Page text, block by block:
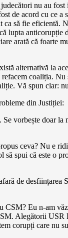
nu au
de acord cu ce
să fie eficientă.
lupta anticorupție
arată că foarte
alternativă la
coaliția.
Vă spun clar:
din Justiției:
vorbește doar
ceva? Nu e
spui că este o
de desființarea
CSM? Eu n-am
Alegătorii USR
corupți care nu